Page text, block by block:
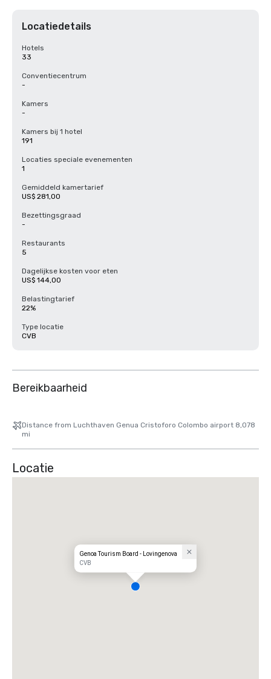
Locatiedetails
Hotels
33
Conventiecentrum
-
Kamers
-
Kamers bij 1 hotel
191
Locaties speciale evenementen
1
Gemiddeld kamertarief
US$ 281,00
Bezettingsgraad
-
Restaurants
5
Dagelijkse kosten voor eten
US$ 144,00
Belastingtarief
22%
Type locatie
CVB
Bereikbaarheid
Distance from Luchthaven Genua Cristoforo Colombo airport 8,078
mi
Locatie
Genoa Tourism Board - Lovingenova
CVB